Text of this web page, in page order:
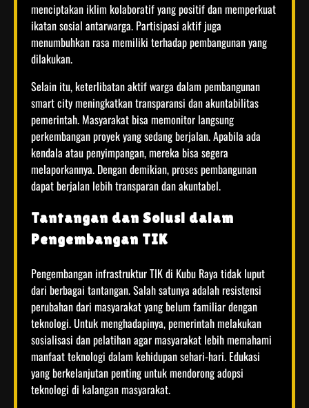
menciptakan iklim kolaboratif yang positif dan memperkuat
ikatan sosial antarwarga. Partisipasi aktif juga
menumbuhkan rasa memiliki terhadap pembangunan yang
dilakukan.
Selain itu, keterlibatan aktif warga dalam pembangunan
smart city meningkatkan transparansi dan akuntabilitas
pemerintah. Masyarakat bisa memonitor langsung
perkembangan proyek yang sedang berjalan. Apabila ada
kendala atau penyimpangan, mereka bisa segera
melaporkannya. Dengan demikian, proses pembangunan
dapat berjalan lebih transparan dan akuntabel.
Tantangan dan Solusi dalam
Pengembangan TIK
Pengembangan infrastruktur TIK di Kubu Raya tidak luput
dari berbagai tantangan. Salah satunya adalah resistensi
perubahan dari masyarakat yang belum familiar dengan
teknologi. Untuk menghadapinya, pemerintah melakukan
sosialisasi dan pelatihan agar masyarakat lebih memahami
manfaat teknologi dalam kehidupan sehari-hari. Edukasi
yang berkelanjutan penting untuk mendorong adopsi
teknologi di kalangan masyarakat.